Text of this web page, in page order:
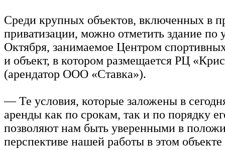
Среди крупных объектов, включенных в
приватизации, можно отметить здание по
Октября, занимаемое Центром
и объект, в котором размещается РЦ
(арендатор ООО «Ставка»).
— Те условия, которые заложены в
аренды как по срокам, так и по порядку
позволяют нам быть уверенными в
перспективе нашей работы в этом